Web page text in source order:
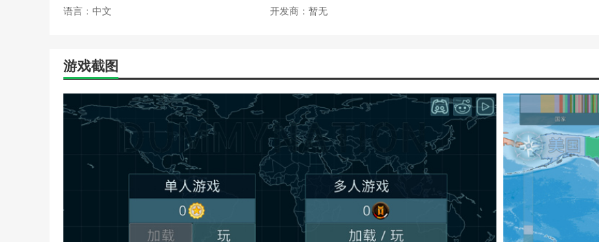
2.玩家需要综合考虑资源配置、技术研发、外交关系、军事行动等多个方面，制定综合战略。
5.设置多个成就任务，鼓励玩家探索游戏世界，实现历史成就。
虚拟国家中文二战版特色
1.国家选择和初始化：玩家在游戏开始时选择要玩的国家，并根据国家的初始情况制定初步的发展战略。
2.资源管理和建设：通过建设基础设施、发展经济、开采资源，为国家的长远发展奠定基础。
3.军事行动和外交战略：建立军队、发展武器、制定战术、与其他国家进行军事对抗或外交谈判、影响国际形势。
4.历史事件和决策：面对游戏中随机触发的历史事件，玩家需要做出明智的决策来应对各种挑战和机遇。
5.胜利条件的达成：基于游戏中设定的胜利条件(如征服特定地区、击败特定国家、取得特定外交成就等)，玩家努力实现目
语言：中文
开发商：暂无
游戏截图